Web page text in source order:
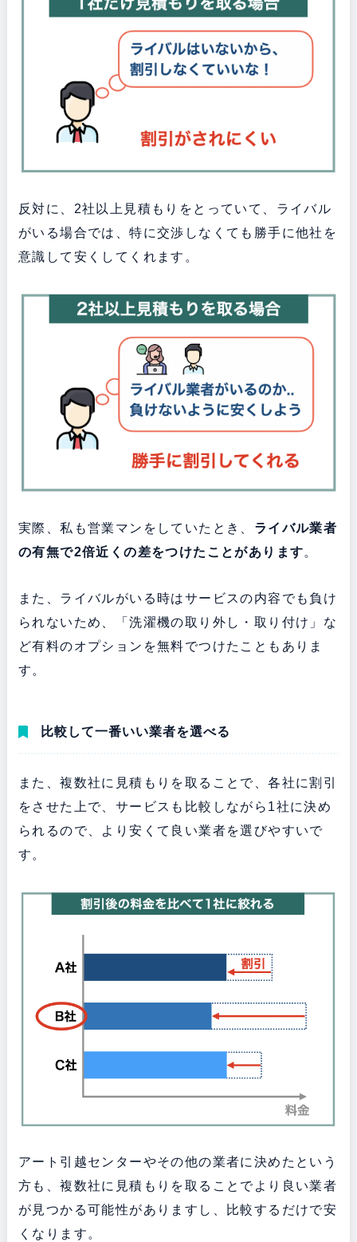
反対に、2社以上見積もりをとっていて、ライバル
がいる場合では、特に交渉しなくても勝手に他社を
意識して安くしてくれます。
実際、私も営業マンをしていたとき、 ライバル業者
の有無で2倍近くの差をつけたことがあります。
また、ライバルがいる時はサービスの内容でも負け
られないため、「洗濯機の取り外し・取り付け」な
ど有料のオプションを無料でつけたこともありま
す。
比較して一番いい業者を選べる
また、複数社に見積もりを取ることで、各社に割引
をさせた上で、サービスも比較しながら1社に決め
られるので、より安くて良い業者を選びやすいで
す。
アート引越センターやその他の業者に決めたという
方も、複数社に見積もりを取ることでより良い業者
が見つかる可能性がありますし、比較するだけで安
くなります。